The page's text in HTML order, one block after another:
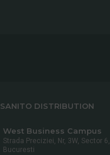
SANITO DISTRIBUTION
West Business Campus
Strada Preciziei, Nr, 3W, Sector 6,
Bucuresti